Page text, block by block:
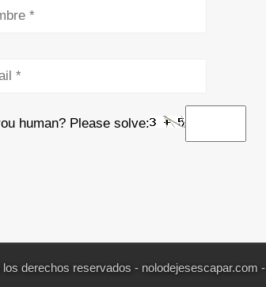
human? Please solve:
los derechos reservados - nolodejesescapar.com -